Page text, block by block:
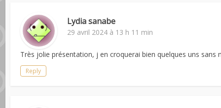
Lydia sanabe
29 avril 2024 à 13 h 11 min
Très jolie présentation, j en croquerai bien quelques uns
Reply